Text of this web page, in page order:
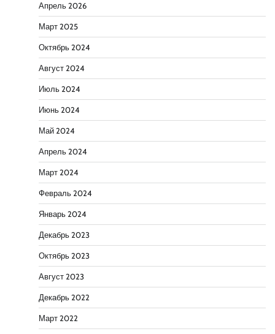
Апрель 2026
Март 2025
Октябрь 2024
Август 2024
Июль 2024
Июнь 2024
Май 2024
Апрель 2024
Март 2024
Февраль 2024
Январь 2024
Декабрь 2023
Октябрь 2023
Август 2023
Декабрь 2022
Март 2022